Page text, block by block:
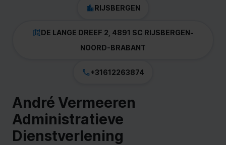
RIJSBERGEN
DE LANGE DREEF 2, 4891 SC RIJSBERGEN-
NOORD-BRABANT
+31612263874
André Vermeeren
Administratieve
Dienstverlening